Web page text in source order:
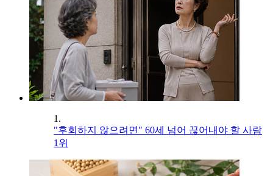
1.
"후회하지 않으려면" 60세 넘어 끊어내야 할 사람
1위